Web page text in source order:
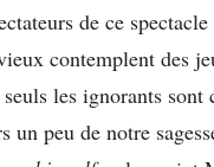
de ce
contemplent des
les ignorants
un peu de notre